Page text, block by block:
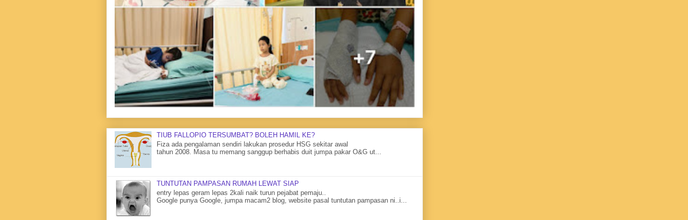
TIUB FALLOPIO TERSUMBAT? BOLEH HAMIL KE?
Fiza ada pengalaman sendiri lakukan prosedur HSG sekitar awal
tahun 2008. Masa tu memang sanggup berhabis duit jumpa pakar O&G ut...
TUNTUTAN PAMPASAN RUMAH LEWAT SIAP
entry lepas geram lepas 2kali naik turun pejabat pemaju..
Google punya Google, jumpa macam2 blog, website pasal tuntutan pampasan ni..i...